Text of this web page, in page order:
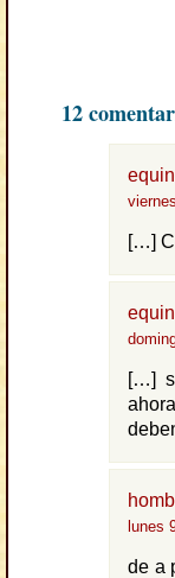
12
[…]
[…]
lunes
de a